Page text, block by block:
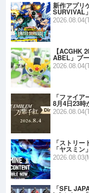
新作アプリ
SURVIVAL
【ACGHK
ABEL」ブ
「ファイ
8月4日23
「ストリ
「ヤスミ
「SFL